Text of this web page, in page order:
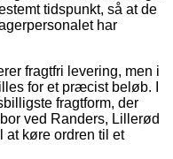
tidspunkt, så at de
har
fragtfri levering, men i
for et præcist beløb. I
fragtform, der
ved Randers, Lillerød
at køre ordren til et